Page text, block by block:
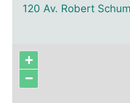
120 Av. Robert
+
−